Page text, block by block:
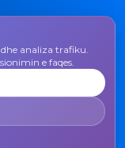
analiza trafiku.
e faqes.
50 000 Gjakovë,